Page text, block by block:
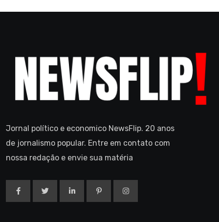
Jornal político e economico NewsFlip. 20 anos
de jornalismo popular. Entre em contato com
nossa redação e envie sua matéria